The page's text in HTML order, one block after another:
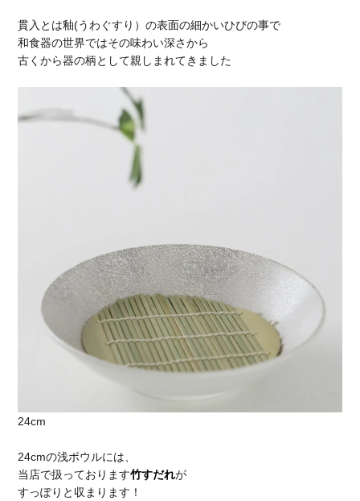
貫入とは釉(うわぐすり）の表面の細かいひびの事で
和食器の世界ではその味わい深さから
古くから器の柄として親しまれてきました
24cm
24cmの浅ボウルには、
当店で扱っております竹すだれが
すっぽりと収まります！